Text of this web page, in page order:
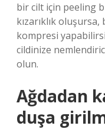
bir cilt için peeling
kızarıklık
kompresi
cildinize
olun.
Ağdadan
duşa